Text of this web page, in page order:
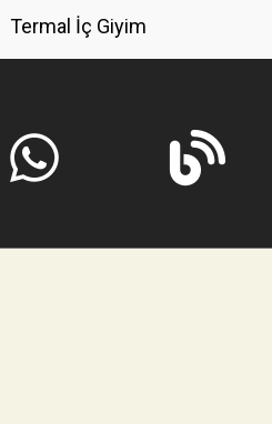
Termal İç Giyim